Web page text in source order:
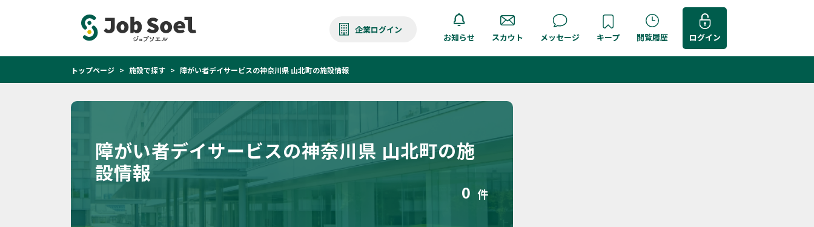
企業ログイン
お知らせ スカウト メッセージ キープ 閲覧履歴 ログイン
トップページ 施設で探す 障がい者デイサービスの神奈川県 山北町の施設情報
障がい者デイサービスの神奈川県 山北町の施
設情報
0 件